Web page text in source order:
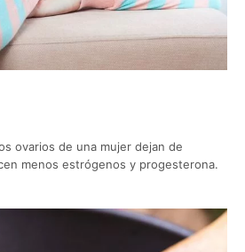
ovarios de una mujer dejan de
menos estrógenos y progesterona.